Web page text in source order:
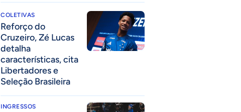
COLETIVAS
⁠Reforço do
Cruzeiro, Zé Lucas
detalha
características, cita
Libertadores e
Seleção Brasileira
INGRESSOS